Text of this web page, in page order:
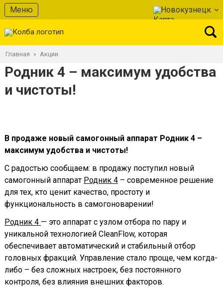
Меню Новокузнецк
Главная » Акции
Родник 4 – максимум удобства
и чистоты!
В продаже новый самогонный аппарат Родник 4 –
максимум удобства и чистоты!
С радостью сообщаем: в продажу поступил новый
самогонный аппарат Родник 4 – современное решение
для тех, кто ценит качество, простоту и
функциональность в самогоноварении!
Родник 4 — это аппарат с узлом отбора по пару и
уникальной технологией CleanFlow, которая
обеспечивает автоматический и стабильный отбор
головных фракций. Управление стало проще, чем когда-
либо – без сложных настроек, без постоянного
контроля, без влияния внешних факторов.